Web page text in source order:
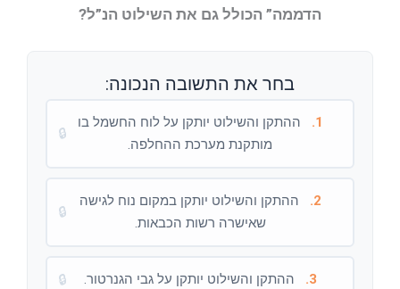
הדממה” הכולל גם את השילוט הנ”ל?
בחר את התשובה הנכונה:
1.
ההתקן והשילוט יותקן על לוח החשמל בו
מותקנת מערכת ההחלפה.
🔒
2.
ההתקן והשילוט יותקן במקום נוח לגישה
שאישרה רשות הכבאות.
🔒
3. ההתקן והשילוט יותקן על גבי הגנרטור. 🔒